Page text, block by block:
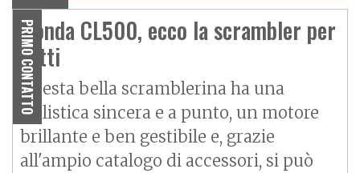
PRIMO CONTATTO
Honda CL500, ecco la scrambler per
tutti
Questa bella scramblerina ha una
ciclistica sincera e a punto, un motore
brillante e ben gestibile e, grazie
all'ampio catalogo di accessori, si può